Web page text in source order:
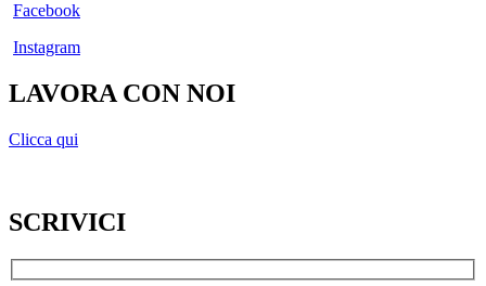
Facebook
Instagram
LAVORA CON NOI
Clicca qui
SCRIVICI